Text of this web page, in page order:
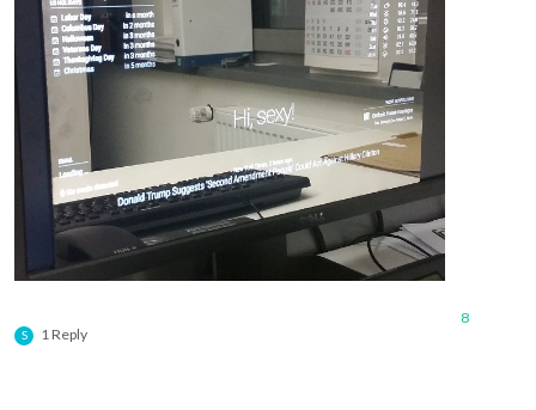
S 1 Reply
8